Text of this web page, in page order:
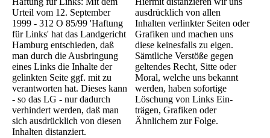
Urteil vom 12. September
1999 - 312 O 85/99 'Haftung
für Links' hat das Landgericht
Hamburg entschieden, daß
man durch die Aus­bringung
eines Links die Inhalte der
gelinkten Seite ggf. mit zu
verantworten hat. Dieses kann
- so das LG - nur dadurch
verhindert werden, daß man
sich ausdrücklich von diesen
Inhalten distanziert.
ausdrücklich von allen
Inhalten verlinkter Seiten oder
Grafiken und machen uns
diese keinesfalls zu eigen.
Sämtliche Verstöße gegen
geltendes Recht, Sitte oder
Moral, welche uns bekannt
werden, haben sofortige
Löschung von Links Ein­
trägen, Grafiken oder
Ähnlichem zur Folge.